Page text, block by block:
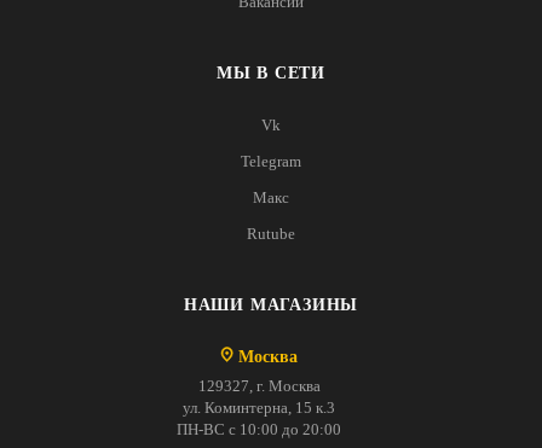
МЫ В СЕТИ
Vk
Telegram
Макс
Rutube
НАШИ МАГАЗИНЫ
Москва
129327, г. Москва
ул. Коминтерна, 15 к.3
ПН-ВС с 10:00 до 20:00